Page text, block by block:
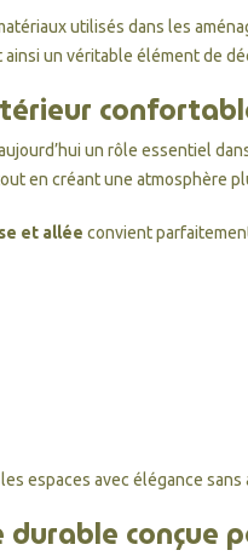
utilisés dans les
ainsi un véritable élément de
un rôle essentiel
en créant une atmosphère
et allée convient
espaces avec élégance
conçue